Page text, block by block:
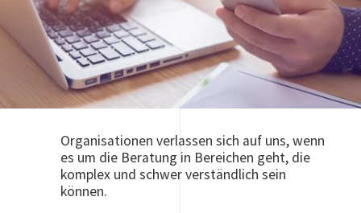
Organisationen verlassen sich auf uns, wenn
es um die Beratung in Bereichen geht, die
komplex und schwer verständlich sein
können.